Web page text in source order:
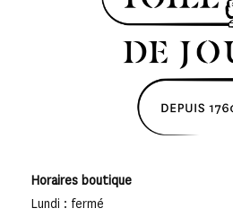
Horaires boutique
Lundi : fermé